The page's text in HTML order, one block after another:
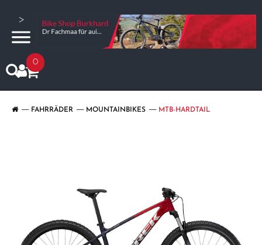
>
0
FAHRRÄDER MOUNTAINBIKES MTB-HARDTAIL